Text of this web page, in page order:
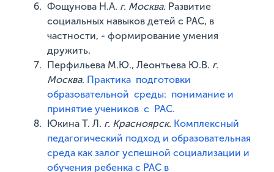
Фощунова Н.А. г. Москва. Развитие
социальных навыков детей с РАС, в
частности, - формирование умения
дружить.
Перфильева М.Ю., Леонтьева Ю.В. г.
Москва. Практика подготовки
образовательной среды: понимание и
принятие учеников с РАС.
Юкина Т. Л. г. Красноярск. Комплексный
педагогический подход и образовательная
среда как залог успешной социализации и
обучения ребенка с РАС в